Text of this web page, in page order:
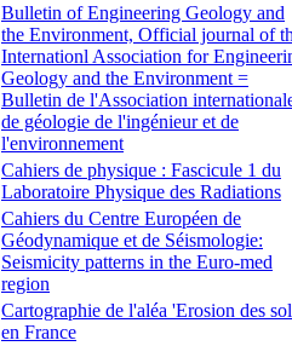
Bulletin of Engineering Geology and
the Environment, Official journal of
Internationl Association for
Geology and the Environment =
Bulletin de l'Association
de géologie de l'ingénieur et de
l'environnement
Cahiers de physique : Fascicule 1 du
Laboratoire Physique des Radiations
Cahiers du Centre Européen de
Géodynamique et de Séismologie:
Seismicity patterns in the Euro-med
region
Cartographie de l'aléa 'Erosion des
en France